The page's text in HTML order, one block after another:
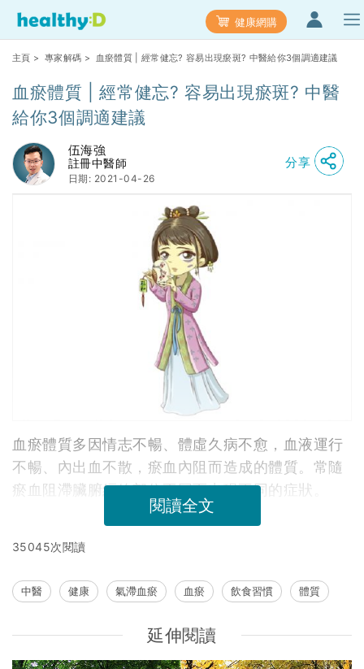
健康網購
主頁 > 專家解碼 > 血瘀體質 | 經常健忘? 容易出現瘀斑? 中醫給你3個調適建議
血瘀體質 | 經常健忘? 容易出現瘀斑? 中醫
給你3個調適建議
伍海強
註冊中醫師
日期: 2021-04-26
分享
血瘀體質多因情志不暢、體虛久病不愈，血液運行
不暢、內出血不散，瘀血內阻而造成的體質。常隨
瘀血阻滯臟腑經絡部位不同而出現不同的症狀。
閱讀全文
35045次閱讀
中醫 健康 氣滯血瘀 血瘀 飲食習慣 體質
延伸閱讀